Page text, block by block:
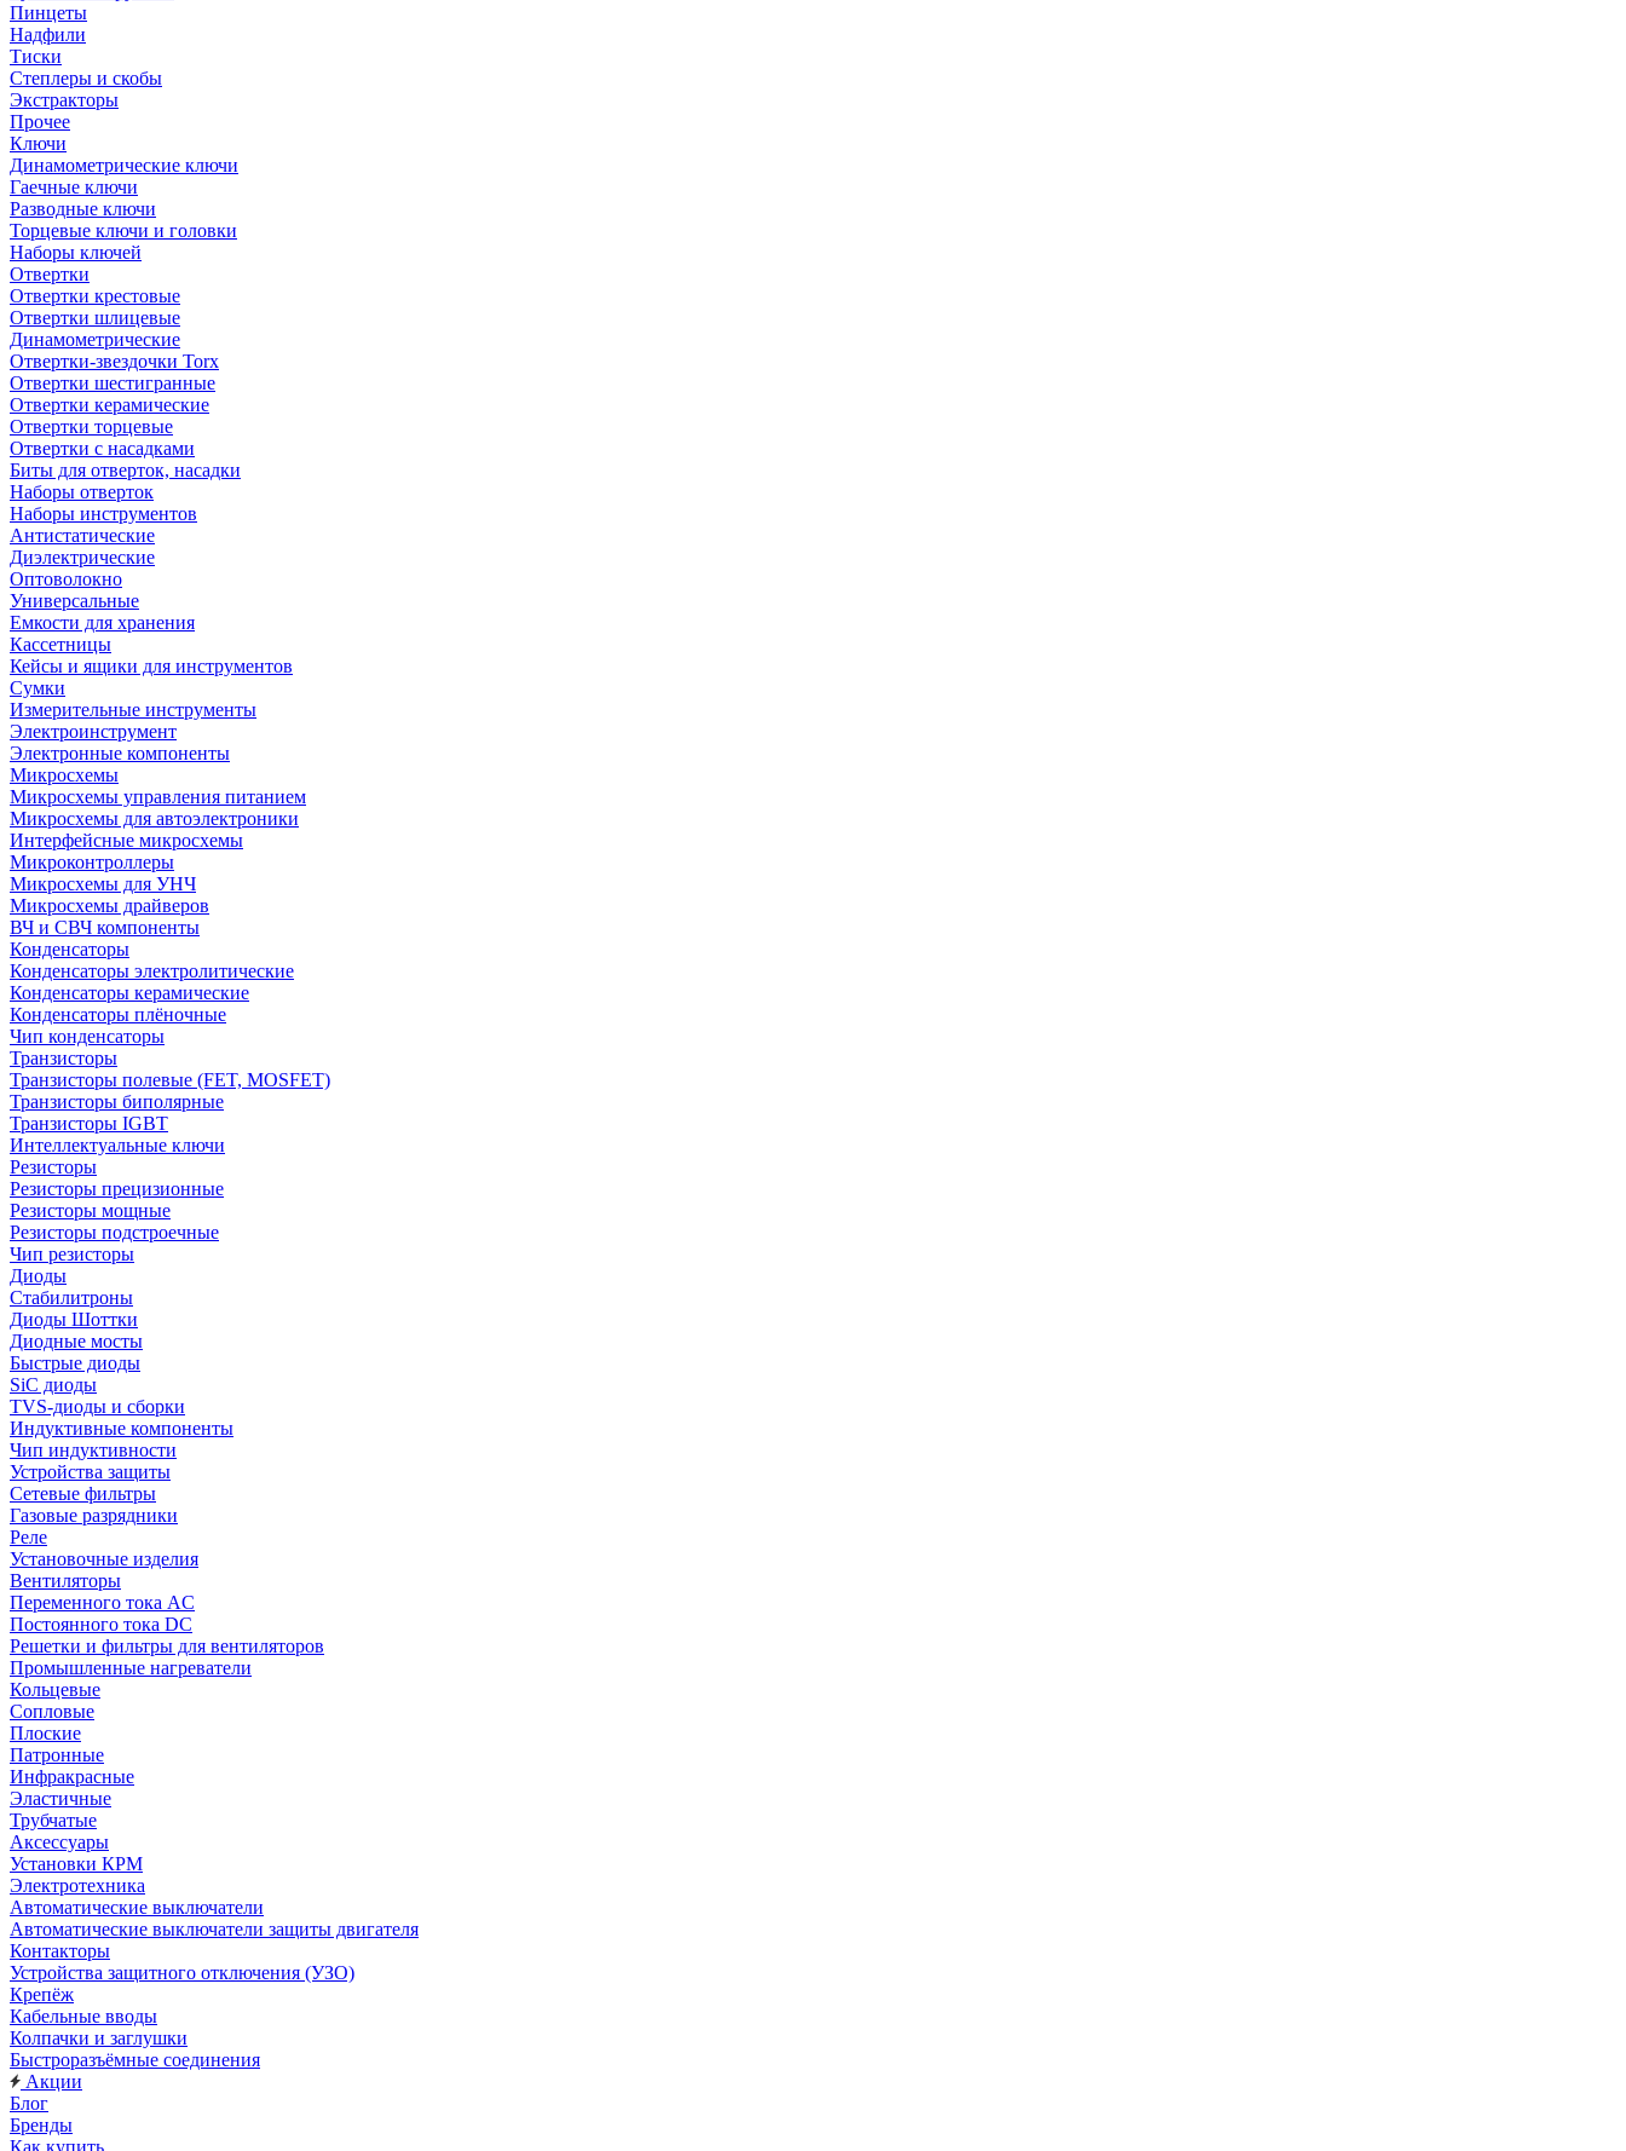
Пинцеты
Надфили
Тиски
Степлеры и скобы
Экстракторы
Прочее
Ключи
Динамометрические ключи
Гаечные ключи
Разводные ключи
Торцевые ключи и головки
Наборы ключей
Отвертки
Отвертки крестовые
Отвертки шлицевые
Динамометрические
Отвертки-звездочки Torx
Отвертки шестигранные
Отвертки керамические
Отвертки торцевые
Отвертки с насадками
Биты для отверток, насадки
Наборы отверток
Наборы инструментов
Антистатические
Диэлектрические
Оптоволокно
Универсальные
Емкости для хранения
Кассетницы
Кейсы и ящики для инструментов
Сумки
Измерительные инструменты
Электроинструмент
Электронные компоненты
Микросхемы
Микросхемы управления питанием
Микросхемы для автоэлектроники
Интерфейсные микросхемы
Микроконтроллеры
Микросхемы для УНЧ
Микросхемы драйверов
ВЧ и СВЧ компоненты
Конденсаторы
Конденсаторы электролитические
Конденсаторы керамические
Конденсаторы плёночные
Чип конденсаторы
Транзисторы
Транзисторы полевые (FET, MOSFET)
Транзисторы биполярные
Транзисторы IGBT
Интеллектуальные ключи
Резисторы
Резисторы прецизионные
Резисторы мощные
Резисторы подстроечные
Чип резисторы
Диоды
Стабилитроны
Диоды Шоттки
Диодные мосты
Быстрые диоды
SiC диоды
TVS-диоды и сборки
Индуктивные компоненты
Чип индуктивности
Устройства защиты
Сетевые фильтры
Газовые разрядники
Реле
Установочные изделия
Вентиляторы
Переменного тока AC
Постоянного тока DC
Решетки и фильтры для вентиляторов
Промышленные нагреватели
Кольцевые
Сопловые
Плоские
Патронные
Инфракрасные
Эластичные
Трубчатые
Аксессуары
Установки КРМ
Электротехника
Автоматические выключатели
Автоматические выключатели защиты двигателя
Контакторы
Устройства защитного отключения (УЗО)
Крепёж
Кабельные вводы
Колпачки и заглушки
Быстроразъёмные соединения
Акции
Блог
Бренды
Как купить